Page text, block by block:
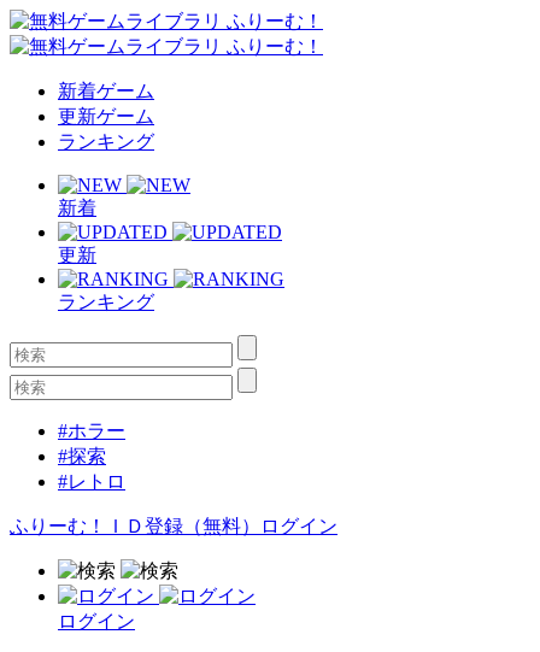
新着ゲーム
更新ゲーム
ランキング
新着
更新
ランキング
#ホラー
#探索
#レトロ
ふりーむ！ＩＤ登録（無料） ログイン
ログイン